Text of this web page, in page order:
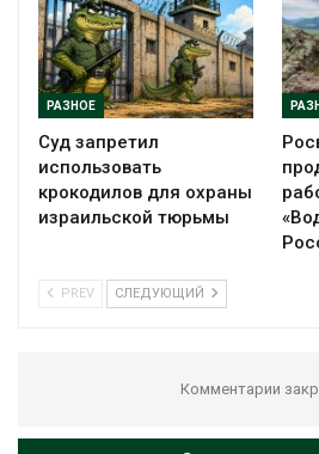
РАЗНОЕ
Суд запретил
использовать
крокодилов для охраны
израильской тюрьмы
PREV СЛЕДУЮЩИЙ
Комментарии